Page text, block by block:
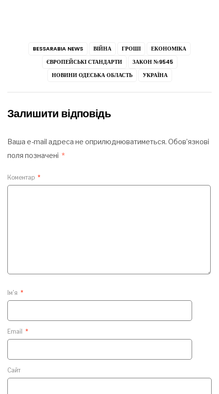
BESSARABIA NEWS ВІЙНА ГРОШІ
ЕКОНОМІКА
ЄВРОПЕЙСЬКІ СТАНДАРТИ
ЗАКОН №9545
НОВИНИ ОДЕСЬКА ОБЛАСТЬ
УКРАЇНА
Залишити відповідь
Ваша e-mail адреса не оприлюднюватиметься. Обов’язкові
поля позначені *
Коментар *
Ім'я *
Email *
Сайт